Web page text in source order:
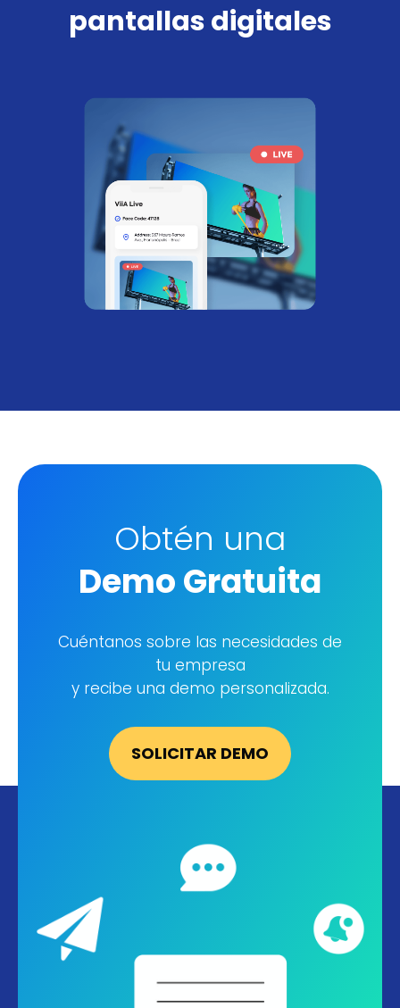
pantallas digitales
Obtén una
Demo Gratuita
Cuéntanos sobre las necesidades de
tu empresa
y recibe una demo personalizada.
SOLICITAR DEMO